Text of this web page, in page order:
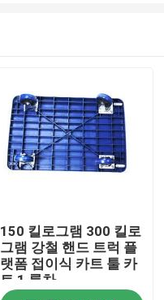
150 킬로그램 300 킬로
그램 강철 핸드 트럭 플
랫폼 접이식 카트 툴 카
트 1 륜차